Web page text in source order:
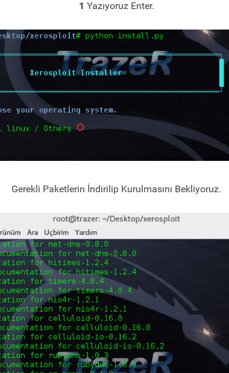
1 Yazıyoruz Enter.
Gerekli Paketlerin İndirilip Kurulmasını Bekliyoruz.